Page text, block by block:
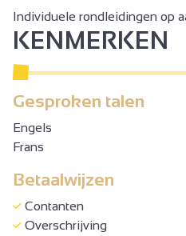
Individuele rondleidingen op
KENMERKEN
Gesproken talen
Engels
Frans
Betaalwijzen
Contanten
Overschrijving